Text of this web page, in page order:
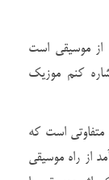
از موسیقی است
کنم موزیک
است که
از راه موسیقی